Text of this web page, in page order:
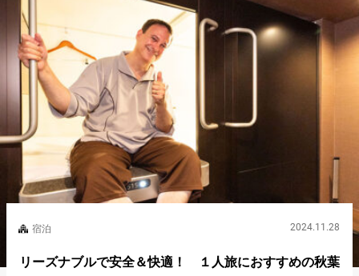
宿泊 2024.11.28
リーズナブルで安全＆快適！ １人旅におすすめの秋葉